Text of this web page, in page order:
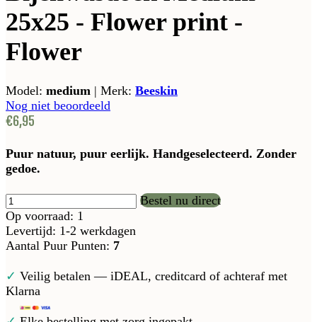
25x25 - Flower print -
Flower
Model: medium | Merk: Beeskin
Nog niet beoordeeld
€6,95
Puur natuur, puur eerlijk. Handgeselecteerd. Zonder
gedoe.
Bestel nu direct
Op voorraad: 1
Levertijd: 1-2 werkdagen
Aantal Puur Punten: 7
✓ Veilig betalen — iDEAL, creditcard of achteraf met
Klarna